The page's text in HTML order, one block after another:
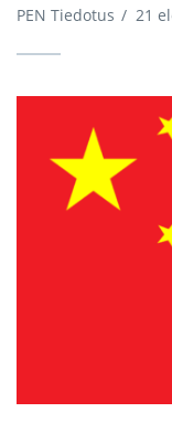
PEN Tiedotus / 21